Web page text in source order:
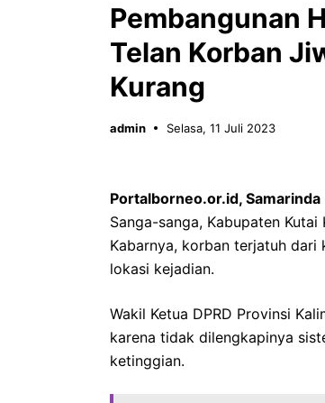
Pembangunan
Telan Korban
Kurang
admin Selasa, 11 Juli 2023
Portalborneo.or.id, Samarinda
Sanga-sanga, Kabupaten
Kabarnya, korban terjatuh
lokasi kejadian.
Wakil Ketua DPRD Provinsi
karena tidak dilengkapinya
ketinggian.